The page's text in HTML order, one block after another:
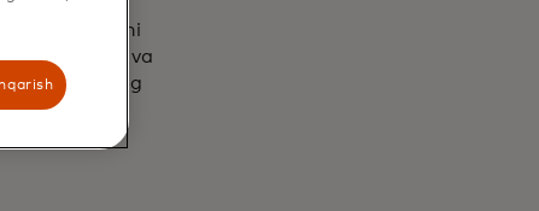
dasturchi
tijorat va
o'zlarining